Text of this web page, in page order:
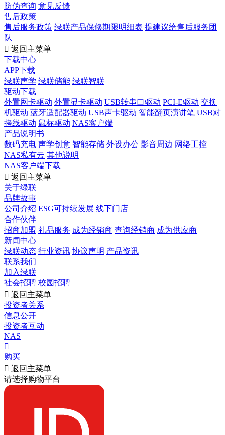
防伪查询 意见反馈
售后政策
售后服务政策 绿联产品保修期限明细表 提建议给售后服务团
队
 返回主菜单
下载中心
APP下载
绿联声学 绿联储能 绿联智联
驱动下载
外置网卡驱动 外置显卡驱动 USB转串口驱动 PCI-E驱动 交换
机驱动 蓝牙适配器驱动 USB声卡驱动 智能翻页演讲笔 USB对
拷线驱动 鼠标驱动 NAS客户端
产品说明书
数码充电 声学创意 智能存储 外设办公 影音周边 网络工控
NAS私有云 其他说明
NAS客户端下载
 返回主菜单
关于绿联
品牌故事
公司介绍 ESG可持续发展 线下门店
合作伙伴
招商加盟 礼品服务 成为经销商 查询经销商 成为供应商
新闻中心
绿联动态 行业资讯 协议声明 产品资讯
联系我们
加入绿联
社会招聘 校园招聘
 返回主菜单
投资者关系
信息公开
投资者互动
NAS

购买
 返回主菜单
请选择购物平台